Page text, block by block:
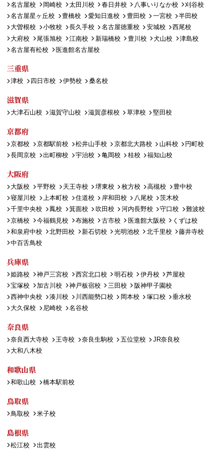
名古屋校 岡崎校 太田川校 春日井校 八事いりなか校
刈谷校
名古屋星ヶ丘校
豊橋校 愛知日進校 豊田校 一宮校
半田校
大曽根校
小牧校 長久手校 名古屋徳重校 安城校
西尾校
大府校
尾張旭校 江南校 新瑞橋校 豊川校 犬山校
津島校
名古屋有松校
医進館名古屋校
三重県
津校 四日市校 伊勢校 桑名校
滋賀県
大津石山校 滋賀守山校 滋賀彦根校 草津校 堅田校
京都府
京都校 京都駅前校 松井山手校 京都北大路校 山科校
円町校
長岡京校
出町柳校 宇治校 亀岡校 桂校 福知山校
大阪府
大阪校 平野校 天王寺校 堺東校 枚方校 高槻校
豊中校
寝屋川校
上本町校 住道校 岸和田校 八尾校
茨木校
千里中央校
鳳校 箕面校 吹田校 河内長野校 守口校
難波校
京橋校
今福鶴見校 布施校 古市校 医進館大阪校
くずは校
和泉府中校
北野田校 新石切校 光明池校 北千里校
藤井寺校
中百舌鳥校
兵庫県
姫路校 神戸三宮校 西宮北口校 明石校 伊丹校
芦屋校
宝塚校
加古川校 神戸板宿校 三田校
阪神甲子園校
西神中央校
湊川校 川西能勢口校 岡本校 塚口校
垂水校
大久保校
尼崎校 名谷校
奈良県
奈良西大寺校 王寺校 奈良生駒校 五位堂校
JR奈良校
大和八木校
和歌山県
和歌山校 橋本駅前校
鳥取県
鳥取校 米子校
島根県
松江校 出雲校